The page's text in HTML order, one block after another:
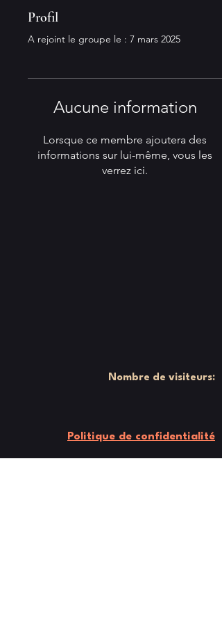
Profil
A rejoint le groupe le : 7 mars 2025
Aucune information
Lorsque ce membre ajoutera des
informations sur lui-même, vous les
verrez ici.
Nombre de visiteurs:
Politique de confidentialité